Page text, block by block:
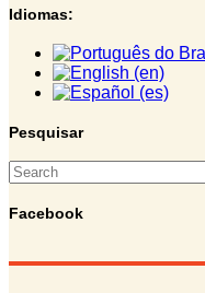
Idiomas:
Pesquisar
Facebook